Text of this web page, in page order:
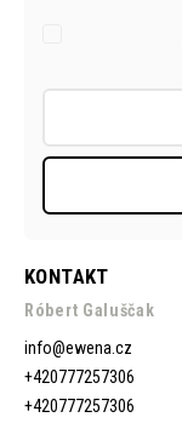
KONTAKT
Róbert Galuščak
info@ewena.cz
+420777257306
+420777257306